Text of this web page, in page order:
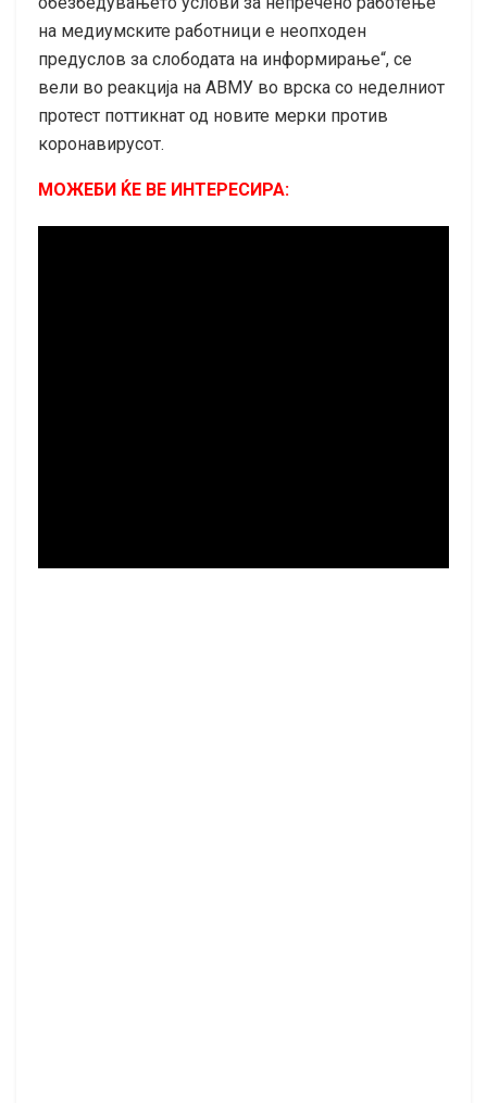
на медиумските работници е неопходен
предуслов за слободата на информирање“, се
вели во реакција на АВМУ во врска со неделниот
протест поттикнат од новите мерки против
коронавирусот.
МОЖЕБИ ЌЕ ВЕ ИНТЕРЕСИРА: